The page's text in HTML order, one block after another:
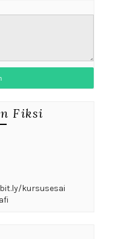
Fiksi
kursusesai